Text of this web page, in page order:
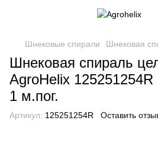
Шнековые спирали Шнековая
Шнековая спираль
AgroHelix
1 м.пог.
Артикул: 125251254R Оставить